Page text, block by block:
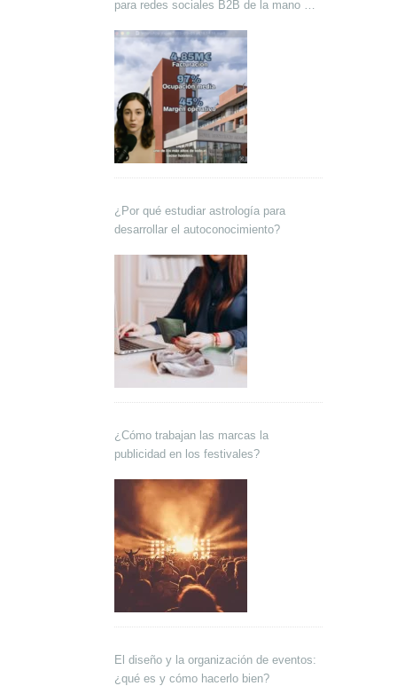
para redes sociales B2B de la mano de
¿Por qué estudiar astrología para
desarrollar el autoconocimiento?
¿Cómo trabajan las marcas la
publicidad en los festivales?
El diseño y la organización de eventos:
¿qué es y cómo hacerlo bien?